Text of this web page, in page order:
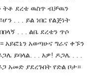
ትቶ ደረቴ ዉስጥ ብቻዉን
. . . ይል ነበር የልጅነት
. . . ልቤ ደረቴን ጥሶ
አይፎኔን አወጣሁና ግራና ቀኙን
ይባላል. . . አዎ! ዶጋሌ . . .
አመድ ያደረጉበት የድል ቦታ።